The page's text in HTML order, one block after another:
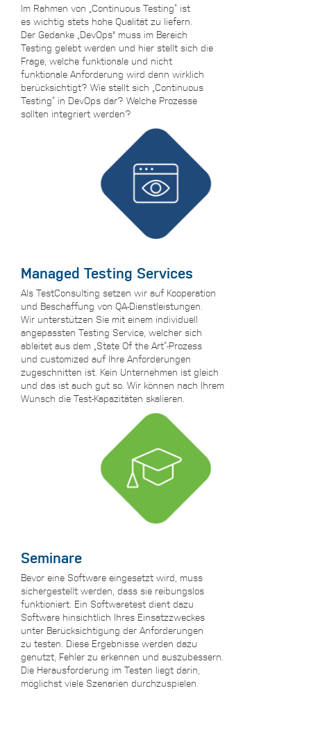
Im Rahmen von „Continuous Testing“ ist
es wichtig stets hohe Qualität zu liefern.
Der Gedanke „DevOps" muss im Bereich
Testing gelebt werden und hier stellt sich die
Frage, welche funktionale und nicht
funktionale Anforderung wird denn wirklich
berücksichtigt? Wie stellt sich „Continuous
Testing“ in DevOps dar? Welche Prozesse
sollten integriert werden?
Managed Testing Services
Als TestConsulting setzen wir auf Kooperation
und Beschaffung von QA-Dienstleistungen.
Wir unterstützen Sie mit einem individuell
angepassten Testing Service, welcher sich
ableitet aus dem „State Of the Art“-Prozess
und customized auf Ihre Anforderungen
zugeschnitten ist. Kein Unternehmen ist gleich
und das ist auch gut so. Wir können nach Ihrem
Wunsch die Test-Kapazitäten skalieren.
Seminare
Bevor eine Software eingesetzt wird, muss
sichergestellt werden, dass sie reibungslos
funktioniert. Ein Softwaretest dient dazu
Software hinsichtlich Ihres Einsatzzweckes
unter Berücksichtigung der Anforderungen
zu testen. Diese Ergebnisse werden dazu
genutzt, Fehler zu erkennen und auszubessern.
Die Herausforderung im Testen liegt darin,
möglichst viele Szenarien durchzuspielen.